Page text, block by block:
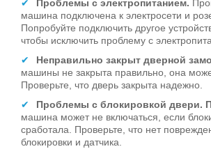
Проблемы с электропитанием.
машина подключена к электросети и
Попробуйте подключить другое
чтобы исключить проблему с
Неправильно закрыт дверной
машины не закрыта правильно, она
Проверьте, что дверь закрыта надежно.
Проблемы с блокировкой двери. П
машина может не включаться, если
сработала. Проверьте, что нет
блокировки и датчика.